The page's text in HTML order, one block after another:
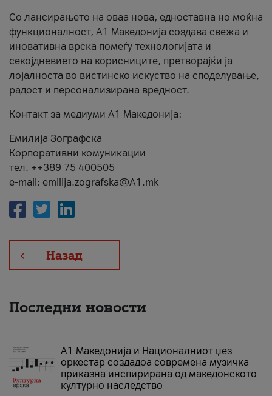
Со лансирањето на оваа нова, едноставна но моќна
функционалност, А1 Македонија создава свежа и
иновативна врска помеѓу технологијата и
секојдневието на корисниците, претворајќи ја
лојалноста во вистинско искуство на споделување,
радост и персонализирана вредност.
Контакт за медиуми А1 Македонија:
Емилија Зографска
Корпоративни комуникации
тел. ++389 75 400505
e-mail: emilija.zografska@A1.mk
Назад
Последни новости
А1 Македонија и Националниот џез
оркестар создадоа современа музичка
приказна инспирирана од македонското
културно наследство